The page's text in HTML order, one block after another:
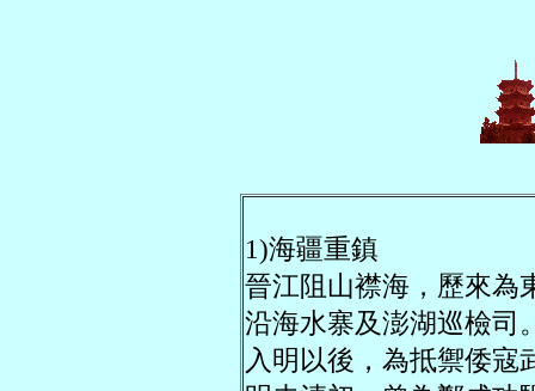
1)海疆重鎮
晉江阻山襟海，歷來為
沿海水寨及澎湖巡檢司
入明以後，為抵禦倭寇